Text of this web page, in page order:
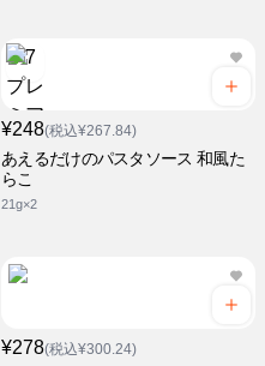
¥248(税込¥267.84)
あえるだけのパスタソース 和風た
らこ
21g×2
¥278(税込¥300.24)